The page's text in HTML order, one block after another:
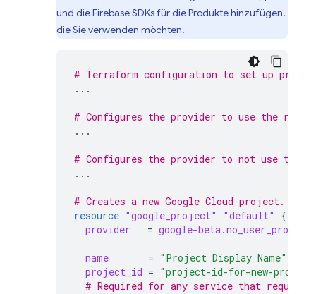
und die Firebase SDKs für die Produkte hinzufügen,
die Sie verwenden möchten.
# Terraform configuration to set up
...
# Configures the provider to use the
...
# Configures the provider to not use the
...
# Creates a new Google Cloud project.
resource "google_project" "default"
{
provider
= google-
name = "Project Display Name"
project_id = "project-id-for-new-
# Required for any service that